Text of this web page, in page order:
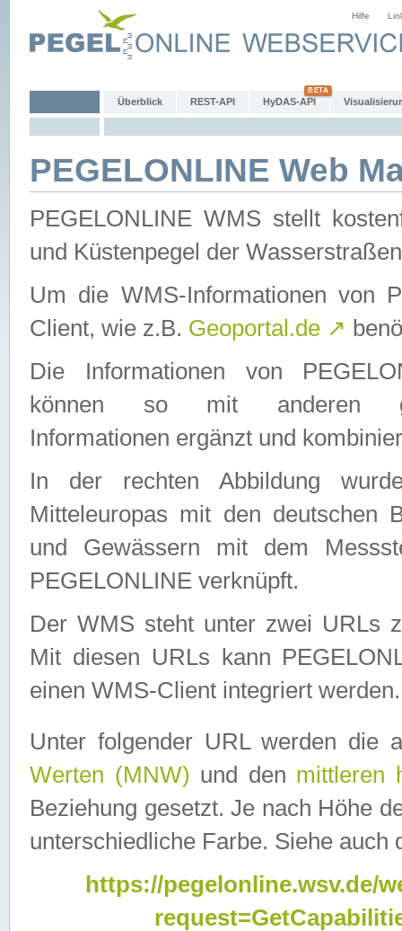
Hilfe
Überblick REST-API HyDAS-API
PEGELONLINE Web
PEGELONLINE WMS stellt
und Küstenpegel der
Um die WMS-Informationen von
Client, wie z.B. Geoportal.de ↗
Die Informationen von
können so mit anderen
Informationen ergänzt und
In der rechten Abbildung
Mitteleuropas mit den deutschen
und Gewässern mit dem
PEGELONLINE verknüpft.
Der WMS steht unter zwei URLs
Mit diesen URLs kann
einen WMS-Client integriert werden.
Unter folgender URL werden die
Werten (MNW) und den mittleren
Beziehung gesetzt. Je nach Höhe
unterschiedliche Farbe. Siehe auch
https://pegelonline.wsv.de/